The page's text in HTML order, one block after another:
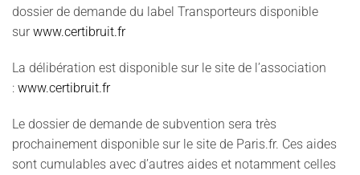
dossier de demande du label Transporteurs disponible
sur www.certibruit.fr
La délibération est disponible sur le site de l’association
: www.certibruit.fr
Le dossier de demande de subvention sera très
prochainement disponible sur le site de Paris.fr. Ces aides
sont cumulables avec d’autres aides et notamment celles